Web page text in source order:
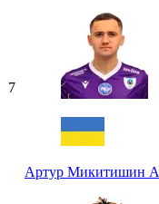
7
Артур Микитишин